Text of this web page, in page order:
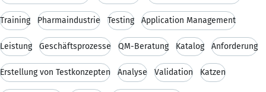
Training Pharmaindustrie Testing Application Management
Leistung Geschäftsprozesse QM-Beratung Katalog Anforderung
Erstellung von Testkonzepten Analyse Validation Katzen